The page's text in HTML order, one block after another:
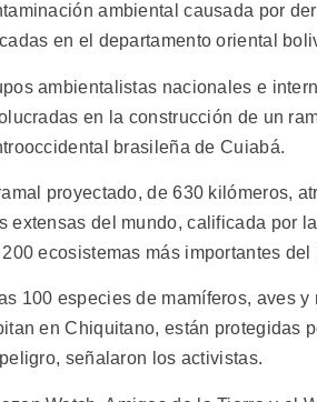
ambiental causada por
en el departamento oriental
ambientalistas nacionales e
en la construcción de un
brasileña de Cuiabá.
proyectado, de 630 kilómeros,
extensas del mundo, calificada por
200 ecosistemas más importantes del
100 especies de mamíferos, aves
en Chiquitano, están protegidas
señalaron los activistas.